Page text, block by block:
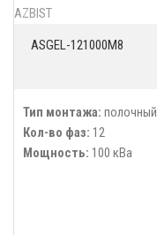
AZBIST
ASGEL-121000M8
Тип монтажа: полочный
Кол-во фаз: 12
Мощность: 100 кВа